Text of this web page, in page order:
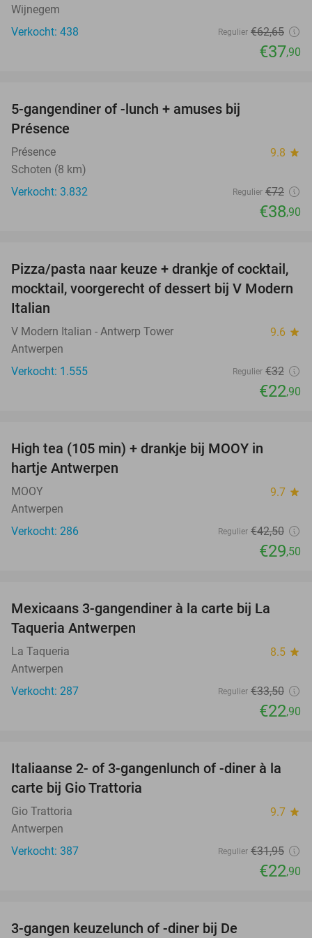
Wijnegem
Verkocht: 438
Regulier €62,65
€37,90
5-gangendiner of -lunch + amuses bij
Présence
Présence 9.8 star
Schoten (8 km)
Verkocht: 3.832
Regulier €72
€38,90
28%
Pizza/pasta naar keuze + drankje of cocktail,
mocktail, voorgerecht of dessert bij V Modern
Italian
V Modern Italian - Antwerp Tower 9.6 star
Antwerpen
Verkocht: 1.555
Regulier €32
€22,90
High tea (105 min) + drankje bij MOOY in
hartje Antwerpen
MOOY 9.7 star
Antwerpen
Verkocht: 286
Regulier €42,50
€29,50
32%
Mexicaans 3-gangendiner à la carte bij La
Taqueria Antwerpen
La Taqueria 8.5 star
Antwerpen
Verkocht: 287
Regulier €33,50
€22,90
28%
Italiaanse 2- of 3-gangenlunch of -diner à la
carte bij Gio Trattoria
Gio Trattoria 9.7 star
Antwerpen
Verkocht: 387
Regulier €31,95
€22,90
3-gangen keuzelunch of -diner bij De